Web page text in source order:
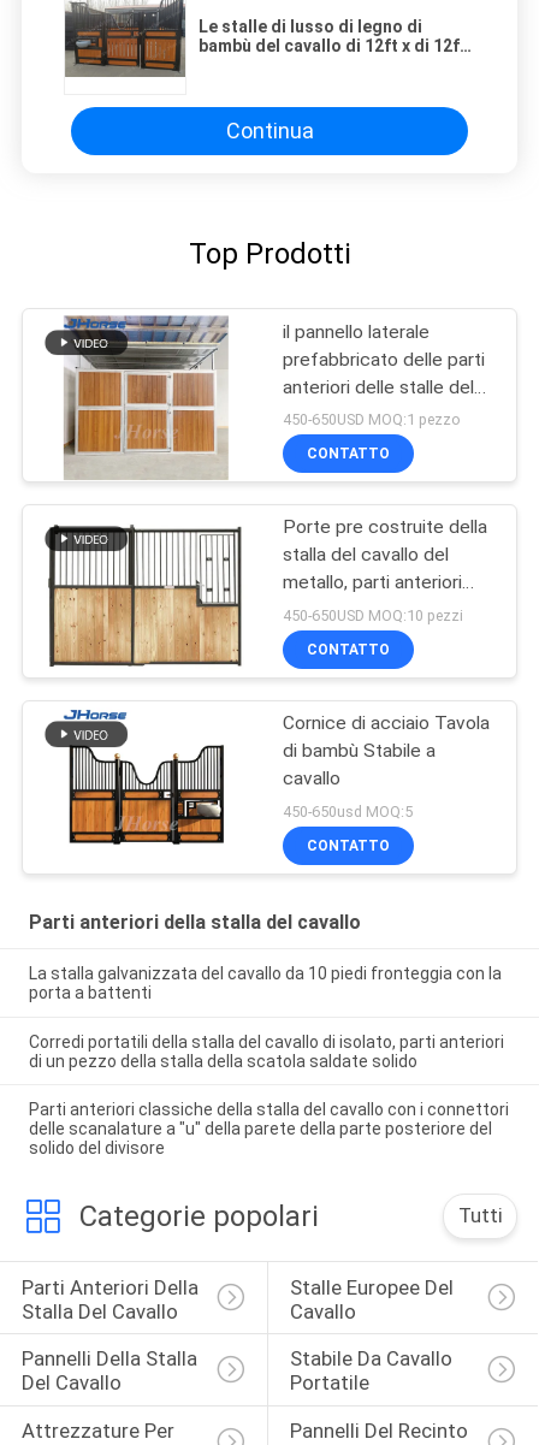
Le stalle di lusso di legno di
bambù del cavallo di 12ft x di 12ft
Continua
Top Prodotti
il pannello laterale
prefabbricato delle parti
anteriori delle stalle del
cavallo di 2.2m divide i
divisori 10ft 12ft
450-650USD MOQ:1 pezzo
CONTATTO
Porte pre costruite della
stalla del cavallo del
metallo, parti anteriori
equestri durevoli della
stalla del granaio di
cavallo
450-650USD MOQ:10 pezzi
CONTATTO
Cornice di acciaio Tavola
di bambù Stabile a
cavallo
450-650usd MOQ:5
CONTATTO
Parti anteriori della stalla del cavallo
La stalla galvanizzata del cavallo da 10 piedi fronteggia con la
porta a battenti
Corredi portatili della stalla del cavallo di isolato, parti anteriori
di un pezzo della stalla della scatola saldate solido
Parti anteriori classiche della stalla del cavallo con i connettori
delle scanalature a "u" della parete della parte posteriore del
solido del divisore
Categorie popolari Tutti
Parti Anteriori Della
Stalla Del Cavallo
Stalle Europee Del
Cavallo
Pannelli Della Stalla
Del Cavallo
Stabile Da Cavallo
Portatile
Attrezzature Per
Pannelli Del Recinto